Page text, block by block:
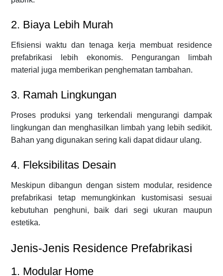
2. Biaya Lebih Murah
Efisiensi waktu dan tenaga kerja membuat residence
prefabrikasi lebih ekonomis. Pengurangan limbah
material juga memberikan penghematan tambahan.
3. Ramah Lingkungan
Proses produksi yang terkendali mengurangi dampak
lingkungan dan menghasilkan limbah yang lebih sedikit.
Bahan yang digunakan sering kali dapat didaur ulang.
4. Fleksibilitas Desain
Meskipun dibangun dengan sistem modular, residence
prefabrikasi tetap memungkinkan kustomisasi sesuai
kebutuhan penghuni, baik dari segi ukuran maupun
estetika.
Jenis-Jenis Residence Prefabrikasi
1. Modular Home